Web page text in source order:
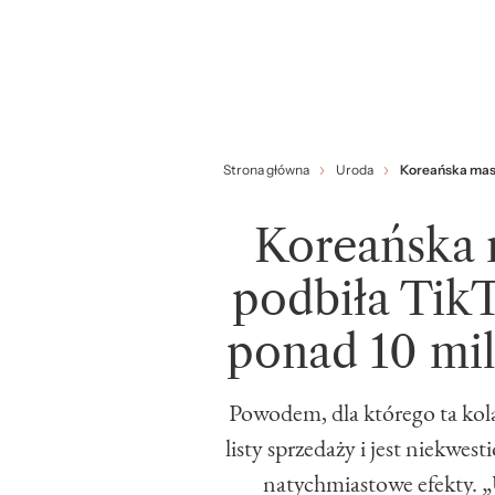
Strona główna Uroda Koreańska
Koreańska
podbiła
ponad 10
Powodem, dla którego ta
listy sprzedaży i jest
natychmiastowe efekty.